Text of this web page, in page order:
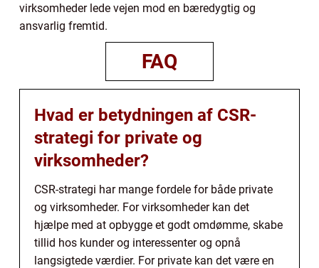
virksomheder lede vejen mod en bæredygtig og
ansvarlig fremtid.
FAQ
Hvad er betydningen af CSR-
strategi for private og
virksomheder?
CSR-strategi har mange fordele for både private
og virksomheder. For virksomheder kan det
hjælpe med at opbygge et godt omdømme, skabe
tillid hos kunder og interessenter og opnå
langsigtede værdier. For private kan det være en